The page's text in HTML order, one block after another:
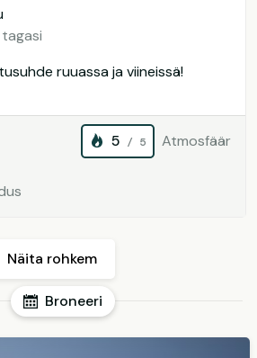
ruuassa ja viineissä!
5 / 5 Atmosfäär
Näita rohkem
Broneeri